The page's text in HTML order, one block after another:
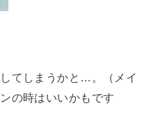
てしまうかと…。（メイ
の時はいいかもです